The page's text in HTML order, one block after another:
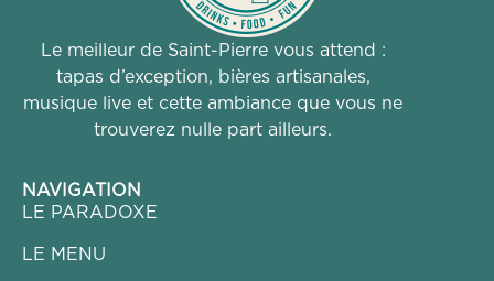
Le meilleur de Saint-Pierre vous attend :
tapas d’exception, bières artisanales,
musique live et cette ambiance que vous ne
trouverez nulle part ailleurs.
NAVIGATION
LE PARADOXE
LE MENU